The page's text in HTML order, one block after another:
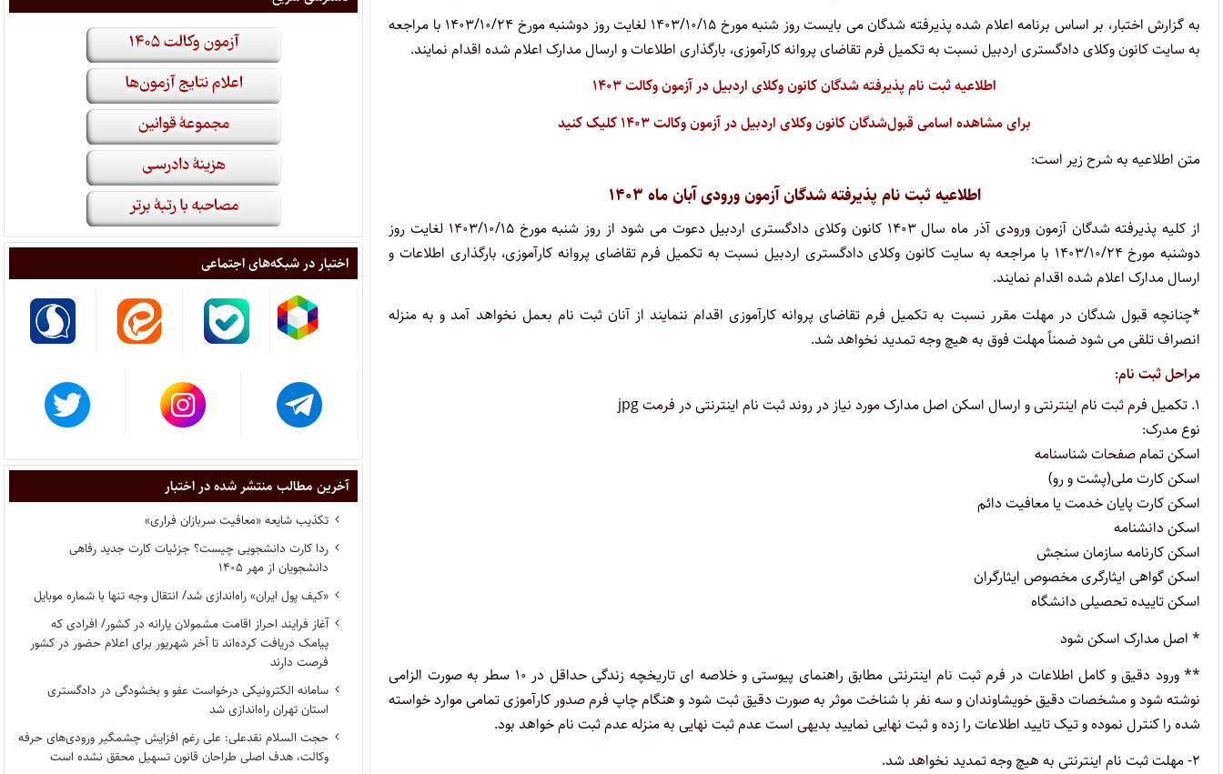
به گزارش اختبار، بر اساس برنامه اعلام شده پذیرفته شدگان می بایست روز شنبه مورخ ۱۴۰۳/۱۰/۱۵ لغایت روز دوشنبه مورخ ۱۴۰۳/۱۰/۲۴ با مراجعه
به سایت کانون وکلای دادگستری اردبیل نسبت به تکمیل فرم تقاضای پروانه کارآموزی، بارگذاری اطلاعات و ارسال مدارک اعلام شده اقدام نمایند.
اطلاعیه ثبت نام پذیرفته شدگان کانون وکلای اردبیل در آزمون وکالت ۱۴۰۳
برای مشاهده اسامی قبول‌شدگان کانون وکلای اردبیل در آزمون وکالت ۱۴۰۳ کلیک کنید
متن اطلاعیه به شرح زیر است:
اطلاعیه ثبت نام پذیرفته شدگان آزمون ورودی آبان ماه ۱۴۰۳
از کلیه پذیرفته شدگان آزمون ورودی آذر ماه سال ۱۴۰۳ کانون وکلای دادگستری اردبیل دعوت می شود از روز شنبه مورخ ۱۴۰۳/۱۰/۱۵ لغایت روز
دوشنبه مورخ ۱۴۰۳/۱۰/۲۴ با مراجعه به سایت کانون وکلای دادگستری اردبیل نسبت به تکمیل فرم تقاضای پروانه کارآموزی، بارگذاری اطلاعات و
ارسال مدارک اعلام شده اقدام نمایند.
*چنانچه قبول شدگان در مهلت مقرر نسبت به تکمیل فرم تقاضای پروانه کارآموزی اقدام ننمایند از آنان ثبت نام بعمل نخواهد آمد و به منزله
انصراف تلقی می شود ضمناً مهلت فوق به هیچ وجه تمدید نخواهد شد.
مراحل ثبت نام:
۱. تکمیل فرم ثبت نام اینترنتی و ارسال اسکن اصل مدارک مورد نیاز در روند ثبت نام اینترنتی در فرمت jpg
نوع مدرک:
اسکن تمام صفحات شناسنامه
اسکن کارت ملی(پشت و رو)
اسکن کارت پایان خدمت یا معافیت دائم
اسکن دانشنامه
اسکن کارنامه سازمان سنجش
اسکن گواهی ایثارگری مخصوص ایثارگران
اسکن تاییده تحصیلی دانشگاه
* اصل مدارک اسکن شود
** ورود دقیق و کامل اطلاعات در فرم ثبت نام اینترنتی مطابق راهنمای پیوستی و خلاصه ای تاریخچه زندگی حداقل در ۱۰ سطر به صورت الزامی
نوشته شود و مشخصات دقیق خویشاوندان و سه نفر با شناخت موثر به صورت دقیق ثبت شود و هنگام چاپ فرم صدور کارآموزی تمامی موارد خواسته
شده را کنترل نموده و تیک تایید اطلاعات را زده و ثبت نهایی نمایید بدیهی است عدم ثبت نهایی به منزله عدم ثبت نام خواهد بود.
۲- مهلت ثبت نام اینترنتی به هیچ وجه تمدید نخواهد شد.
اختبار در شبکه‌های اجتماعی
آخرین مطالب منتشر شده در اختبار
تکذیب شایعه «معافیت سربازان فراری»
ردا کارت دانشجویی چیست؟ جزئیات کارت جدید رفاهی
دانشجویان از مهر ۱۴۰۵
«کیف پول ایران» راه‌اندازی شد/ انتقال وجه تنها با شماره موبایل
آغاز فرایند احراز اقامت مشمولان یارانه در کشور/ افرادی که
پیامک دریافت کرده‌اند تا آخر شهریور برای اعلام حضور در کشور
فرصت دارند
سامانه الکترونیکی درخواست عفو و بخشودگی در دادگستری
استان تهران راه‌اندازی شد
حجت السلام نقدعلی: علی رغم افزایش چشمگیر ورودی‌های حرفه
وکالت، هدف اصلی طراحان قانون تسهیل محقق نشده است